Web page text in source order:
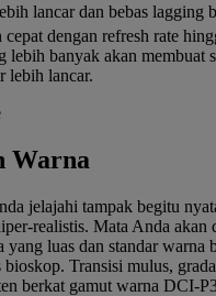
lancar dan bebas lagging
dengan refresh rate
lebih banyak akan membuat
lebih lancar.
Warna
jelajahi tampak begitu
realistis. Mata Anda akan
yang luas dan standar warna
bioskop. Transisi mulus,
berkat gamut warna DCI-